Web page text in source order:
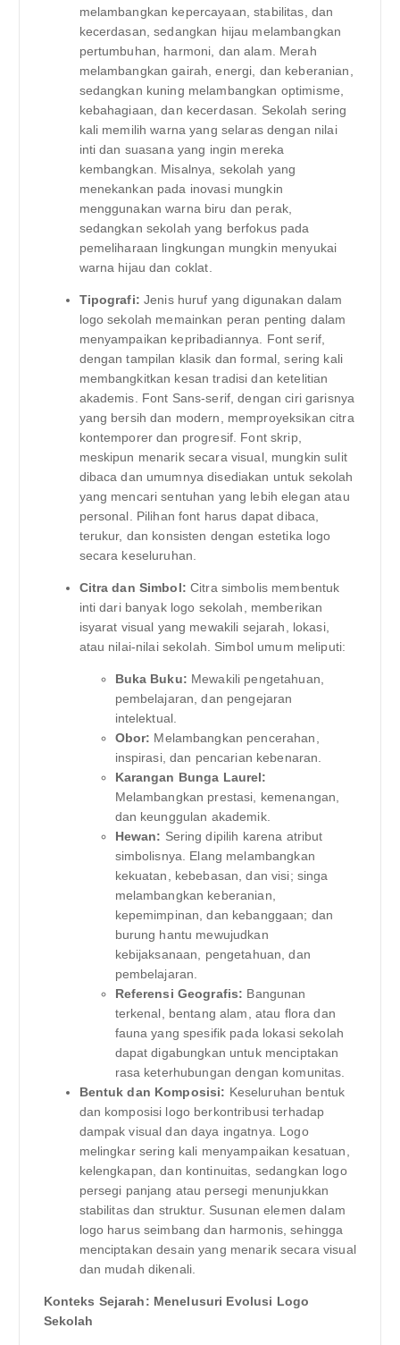
melambangkan kepercayaan, stabilitas, dan
kecerdasan, sedangkan hijau melambangkan
pertumbuhan, harmoni, dan alam. Merah
melambangkan gairah, energi, dan keberanian,
sedangkan kuning melambangkan optimisme,
kebahagiaan, dan kecerdasan. Sekolah sering
kali memilih warna yang selaras dengan nilai
inti dan suasana yang ingin mereka
kembangkan. Misalnya, sekolah yang
menekankan pada inovasi mungkin
menggunakan warna biru dan perak,
sedangkan sekolah yang berfokus pada
pemeliharaan lingkungan mungkin menyukai
warna hijau dan coklat.
Tipografi: Jenis huruf yang digunakan dalam
logo sekolah memainkan peran penting dalam
menyampaikan kepribadiannya. Font serif,
dengan tampilan klasik dan formal, sering kali
membangkitkan kesan tradisi dan ketelitian
akademis. Font Sans-serif, dengan ciri garisnya
yang bersih dan modern, memproyeksikan citra
kontemporer dan progresif. Font skrip,
meskipun menarik secara visual, mungkin sulit
dibaca dan umumnya disediakan untuk sekolah
yang mencari sentuhan yang lebih elegan atau
personal. Pilihan font harus dapat dibaca,
terukur, dan konsisten dengan estetika logo
secara keseluruhan.
Citra dan Simbol: Citra simbolis membentuk
inti dari banyak logo sekolah, memberikan
isyarat visual yang mewakili sejarah, lokasi,
atau nilai-nilai sekolah. Simbol umum meliputi:
Buka Buku: Mewakili pengetahuan,
pembelajaran, dan pengejaran
intelektual.
Obor: Melambangkan pencerahan,
inspirasi, dan pencarian kebenaran.
Karangan Bunga Laurel:
Melambangkan prestasi, kemenangan,
dan keunggulan akademik.
Hewan: Sering dipilih karena atribut
simbolisnya. Elang melambangkan
kekuatan, kebebasan, dan visi; singa
melambangkan keberanian,
kepemimpinan, dan kebanggaan; dan
burung hantu mewujudkan
kebijaksanaan, pengetahuan, dan
pembelajaran.
Referensi Geografis: Bangunan
terkenal, bentang alam, atau flora dan
fauna yang spesifik pada lokasi sekolah
dapat digabungkan untuk menciptakan
rasa keterhubungan dengan komunitas.
Bentuk dan Komposisi: Keseluruhan bentuk
dan komposisi logo berkontribusi terhadap
dampak visual dan daya ingatnya. Logo
melingkar sering kali menyampaikan kesatuan,
kelengkapan, dan kontinuitas, sedangkan logo
persegi panjang atau persegi menunjukkan
stabilitas dan struktur. Susunan elemen dalam
logo harus seimbang dan harmonis, sehingga
menciptakan desain yang menarik secara visual
dan mudah dikenali.
Konteks Sejarah: Menelusuri Evolusi Logo
Sekolah